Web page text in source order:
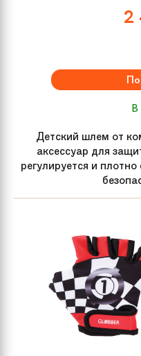
2
В
Детский шлем от
аксессуар для
регулируется и